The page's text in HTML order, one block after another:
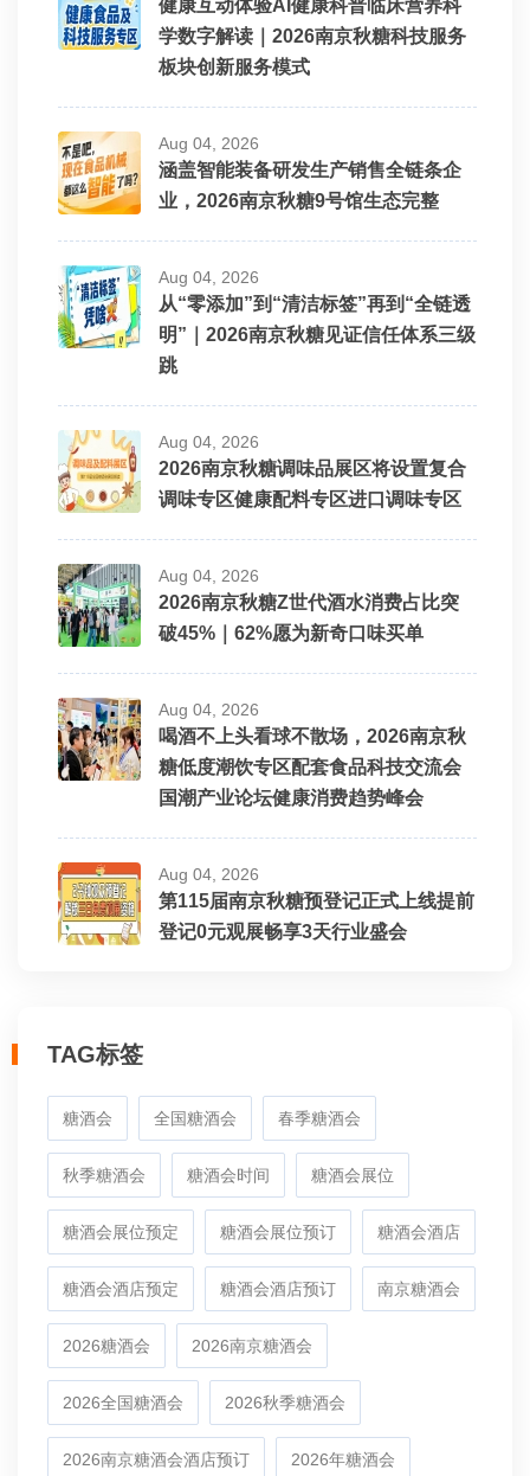
健康互动体验AI健康科普临床营养科
学数字解读｜2026南京秋糖科技服务
板块创新服务模式
Aug 04, 2026
涵盖智能装备研发生产销售全链条企
业，2026南京秋糖9号馆生态完整
Aug 04, 2026
从“零添加”到“清洁标签”再到“全链透
明”｜2026南京秋糖见证信任体系三级
跳
Aug 04, 2026
2026南京秋糖调味品展区将设置复合
调味专区健康配料专区进口调味专区
Aug 04, 2026
2026南京秋糖Z世代酒水消费占比突
破45%｜62%愿为新奇口味买单
Aug 04, 2026
喝酒不上头看球不散场，2026南京秋
糖低度潮饮专区配套食品科技交流会
国潮产业论坛健康消费趋势峰会
Aug 04, 2026
第115届南京秋糖预登记正式上线提前
登记0元观展畅享3天行业盛会
TAG标签
糖酒会 全国糖酒会 春季糖酒会
秋季糖酒会 糖酒会时间 糖酒会展位
糖酒会展位预定 糖酒会展位预订 糖酒会酒店
糖酒会酒店预定 糖酒会酒店预订 南京糖酒会
2026糖酒会 2026南京糖酒会
2026全国糖酒会 2026秋季糖酒会
2026南京糖酒会酒店预订 2026年糖酒会